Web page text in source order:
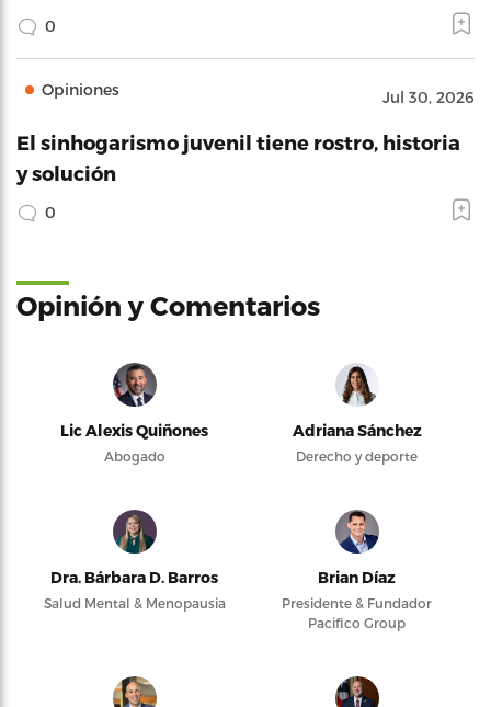
0
Opiniones Jul 30, 2026
El sinhogarismo juvenil tiene rostro, historia
y solución
0
Opinión y Comentarios
Lic Alexis Quiñones
Abogado
Adriana Sánchez
Derecho y deporte
Dra. Bárbara D. Barros
Salud Mental & Menopausia
Brian Díaz
Presidente & Fundador
Pacifico Group